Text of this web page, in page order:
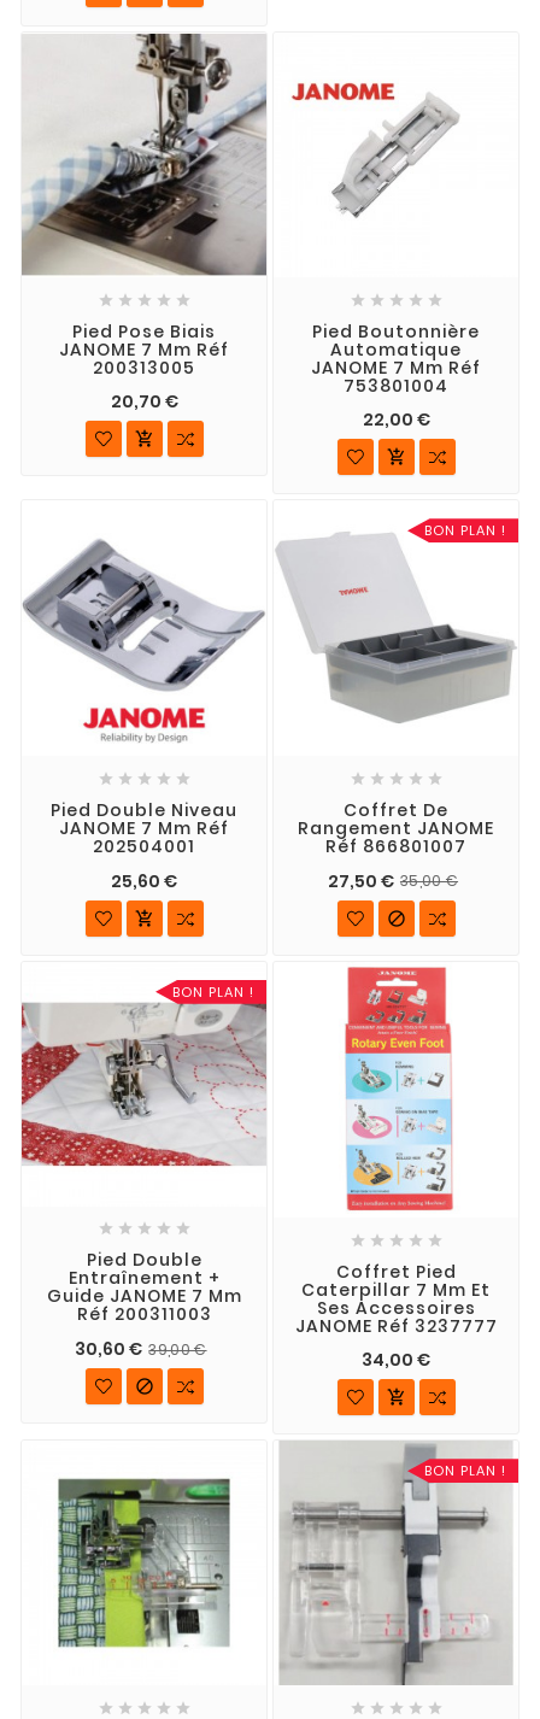
    
Pied Pose Biais
JANOME 7 Mm Réf
200313005
20,70 €

    
Pied Boutonnière
Automatique
JANOME 7 Mm Réf
753801004
22,00 €

    
Pied Double Niveau
JANOME 7 Mm Réf
202504001
25,60 €

BON PLAN !
    
Coffret De
Rangement JANOME
Réf 866801007
27,50 € 35,00 €

BON PLAN !
    
Pied Double
Entraînement +
Guide JANOME 7 Mm
Réf 200311003
30,60 € 39,00 €

    
Coffret Pied
Caterpillar 7 Mm Et
Ses Accessoires
JANOME Réf 3237777
34,00 €

    
BON PLAN !
    